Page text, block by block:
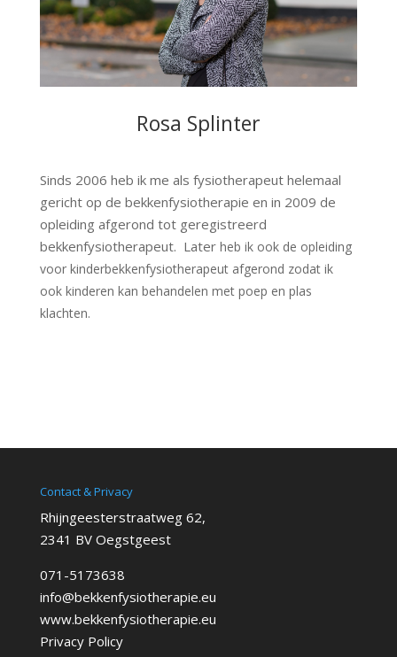
Rosa Splinter
Sinds 2006 heb ik me als fysiotherapeut helemaal
gericht op de bekkenfysiotherapie en in 2009 de
opleiding afgerond tot geregistreerd
bekkenfysiotherapeut. Laterheb ik ook de opleiding
voor kinderbekkenfysiotherapeut afgerond zodat ik
ook kinderen kan behandelen met poep en plas
klachten.
Contact & Privacy
Rhijngeesterstraatweg 62,
2341 BV Oegstgeest
071-5173638
info@bekkenfysiotherapie.eu
www.bekkenfysiotherapie.eu
Privacy Policy